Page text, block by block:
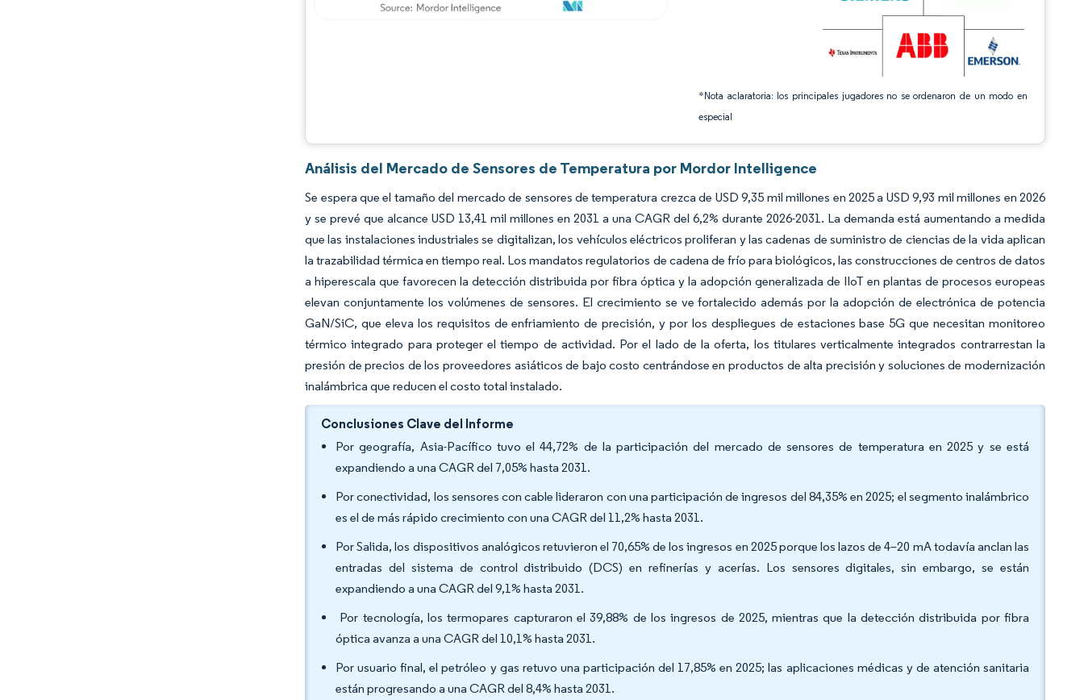
*Nota aclaratoria: los principales jugadores no se ordenaron de un modo en
especial
Análisis del Mercado de Sensores de Temperatura por Mordor Intelligence
Se espera que el tamaño del mercado de sensores de temperatura crezca de USD 9,35 mil millones en 2025 a USD 9,93 mil millones en 2026
y se prevé que alcance USD 13,41 mil millones en 2031 a una CAGR del 6,2% durante 2026-2031. La demanda está aumentando a medida
que las instalaciones industriales se digitalizan, los vehículos eléctricos proliferan y las cadenas de suministro de ciencias de la vida aplican
la trazabilidad térmica en tiempo real. Los mandatos regulatorios de cadena de frío para biológicos, las construcciones de centros de datos
a hiperescala que favorecen la detección distribuida por fibra óptica y la adopción generalizada de IIoT en plantas de procesos europeas
elevan conjuntamente los volúmenes de sensores. El crecimiento se ve fortalecido además por la adopción de electrónica de potencia
GaN/SiC, que eleva los requisitos de enfriamiento de precisión, y por los despliegues de estaciones base 5G que necesitan monitoreo
térmico integrado para proteger el tiempo de actividad. Por el lado de la oferta, los titulares verticalmente integrados contrarrestan la
presión de precios de los proveedores asiáticos de bajo costo centrándose en productos de alta precisión y soluciones de modernización
inalámbrica que reducen el costo total instalado.
Conclusiones Clave del Informe
Por geografía, Asia-Pacífico tuvo el 44,72% de la participación del mercado de sensores de temperatura en 2025 y se está
expandiendo a una CAGR del 7,05% hasta 2031.
Por conectividad, los sensores con cable lideraron con una participación de ingresos del 84,35% en 2025; el segmento inalámbrico
es el de más rápido crecimiento con una CAGR del 11,2% hasta 2031.
Por Salida, los dispositivos analógicos retuvieron el 70,65% de los ingresos en 2025 porque los lazos de 4–20 mA todavía anclan las
entradas del sistema de control distribuido (DCS) en refinerías y acerías. Los sensores digitales, sin embargo, se están
expandiendo a una CAGR del 9,1% hasta 2031.
Por tecnología, los termopares capturaron el 39,88% de los ingresos de 2025, mientras que la detección distribuida por fibra
óptica avanza a una CAGR del 10,1% hasta 2031.
Por usuario final, el petróleo y gas retuvo una participación del 17,85% en 2025; las aplicaciones médicas y de atención sanitaria
están progresando a una CAGR del 8,4% hasta 2031.